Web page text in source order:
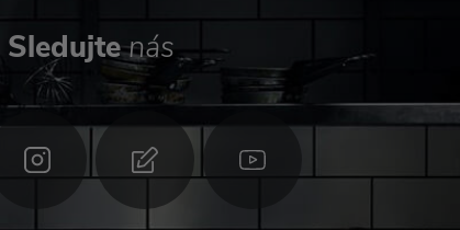
Sledujtenás